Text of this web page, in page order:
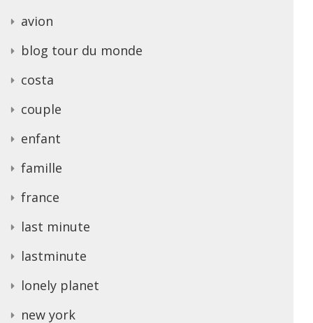
avion
blog tour du monde
costa
couple
enfant
famille
france
last minute
lastminute
lonely planet
new york